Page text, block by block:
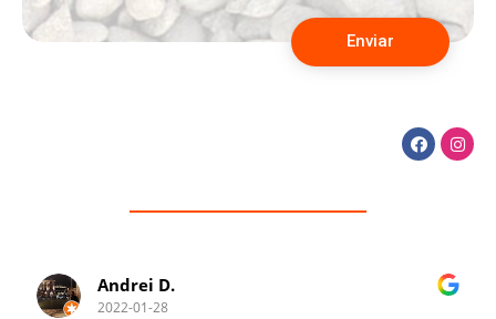
Enviar
Andrei D.
2022-01-28